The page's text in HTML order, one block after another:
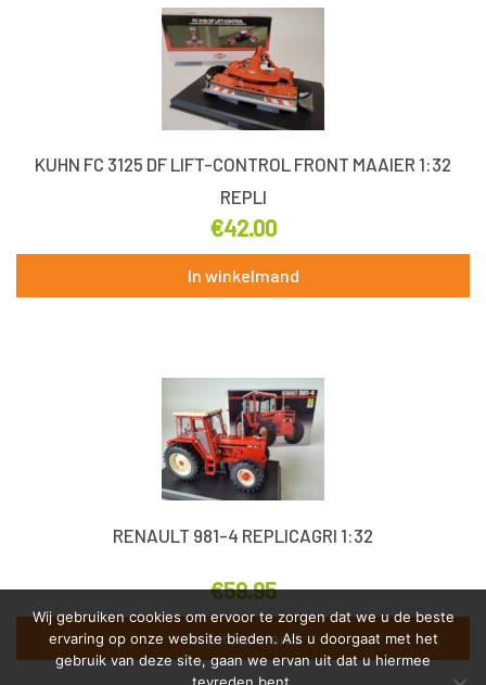
KUHN FC 3125 DF LIFT-CONTROL FRONT MAAIER 1:32
REPLI
€42.00
In winkelmand
RENAULT 981-4 REPLICAGRI 1:32
€59.95
In winkelmand
Wij gebruiken cookies om ervoor te zorgen dat we u de beste
ervaring op onze website bieden. Als u doorgaat met het
gebruik van deze site, gaan we ervan uit dat u hiermee